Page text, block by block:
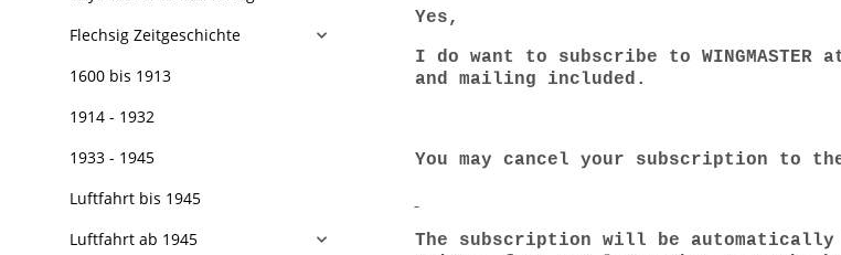
Yes,
I do want to subscribe to
and mailing included.
You may cancel your subscription to
The subscription will be
Flechsig Zeitgeschichte
1600 bis 1913
1914 - 1932
1933 - 1945
Luftfahrt bis 1945
Luftfahrt ab 1945